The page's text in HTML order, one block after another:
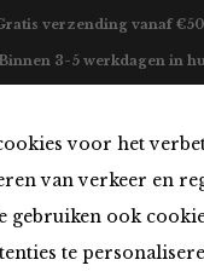
voor het
van verkeer en
gebruiken ook
te
verzending vanaf
Binnen 3-5 werkdagen in